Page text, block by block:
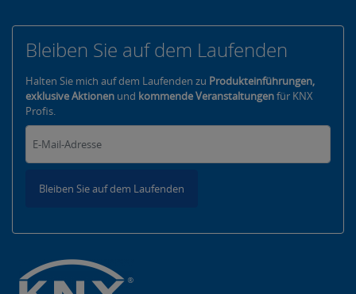
Bleiben Sie auf dem Laufenden
Halten Sie mich auf dem Laufenden zu Produkteinführungen,
exklusive Aktionen und kommende Veranstaltungenfür KNX
Profis.
Bleiben Sie auf dem Laufenden